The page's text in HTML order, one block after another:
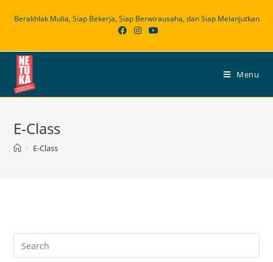
Berakhlak Mulia, Siap Bekerja, Siap Berwirausaha, dan Siap Melanjutkan
Menu
E-Class
> E-Class
Search
for: